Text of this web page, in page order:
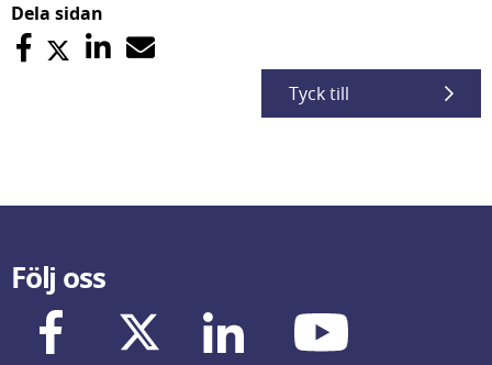
Dela sidan
Tyck till
Följ oss